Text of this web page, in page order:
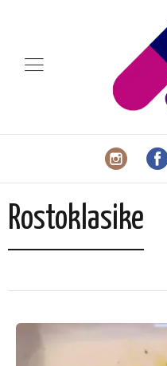
Rostoklasike